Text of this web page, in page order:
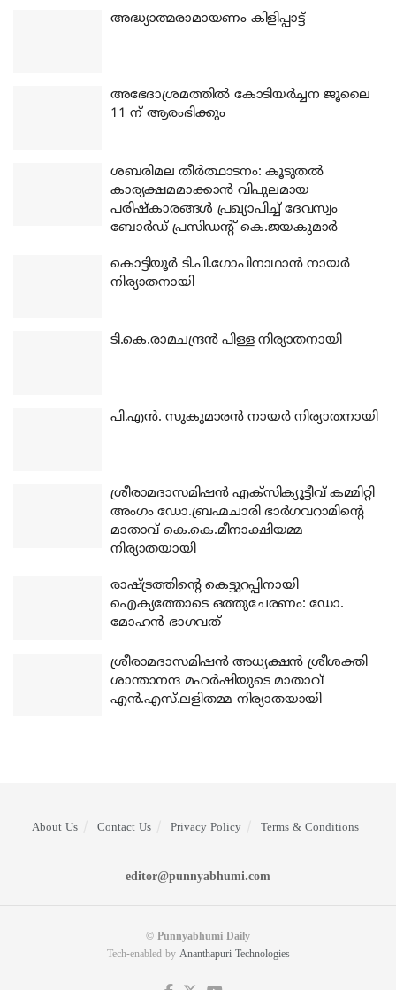
അദ്ധ്യാത്മരാമായണം കിളിപ്പാട്ട്
അഭേദാശ്രമത്തില്‍ കോടിയര്‍ച്ചന ജൂലൈ
11 ന് ആരംഭിക്കും
ശബരിമല തീര്‍ത്ഥാടനം: കൂടുതല്‍
കാര്യക്ഷമമാക്കാന്‍ വിപുലമായ
പരിഷ്‌കാരങ്ങള്‍ പ്രഖ്യാപിച്ച് ദേവസ്വം
ബോര്‍ഡ് പ്രസിഡന്റ് കെ.ജയകുമാര്‍
കൊട്ടിയൂര്‍ ടി.പി.ഗോപിനാഥാന്‍ നായര്‍
നിര്യാതനായി
ടി.കെ.രാമചന്ദ്രന്‍ പിള്ള നിര്യാതനായി
പി.എന്‍. സുകുമാരന്‍ നായര്‍ നിര്യാതനായി
ശ്രീരാമദാസമിഷന്‍ എക്‌സിക്യൂട്ടീവ് കമ്മിറ്റി
അംഗം ഡോ.ബ്രഹ്മചാരി ഭാര്‍ഗവറാമിന്റെ
മാതാവ് കെ.കെ.മീനാക്ഷിയമ്മ
നിര്യാതയായി
രാഷ്ട്രത്തിന്റെ കെട്ടുറപ്പിനായി
ഐക്യത്തോടെ ഒത്തുചേരണം: ഡോ.
മോഹന്‍ ഭാഗവത്
ശ്രീരാമദാസമിഷന്‍ അധ്യക്ഷന്‍ ശ്രീശക്തി
ശാന്താനന്ദ മഹര്‍ഷിയുടെ മാതാവ്
എന്‍.എസ്.ലളിതമ്മ നിര്യാതയായി
About Us Contact Us Privacy Policy Terms & Conditions
editor@punnyabhumi.com
© Punnyabhumi Daily
Tech-enabled by Ananthapuri Technologies